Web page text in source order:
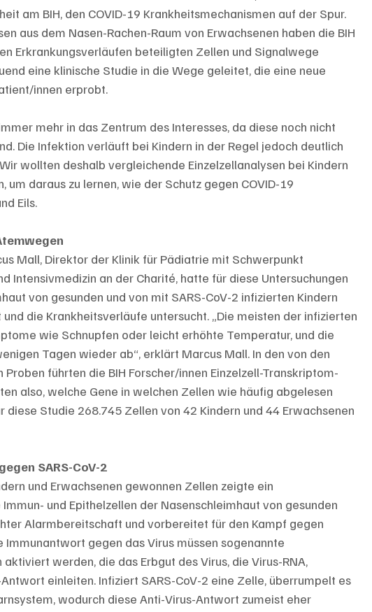
am BIH, den COVID-19 Krankheitsmechanismen auf der Spur.
aus dem Nasen-Rachen-Raum von Erwachsenen haben die BIH
Erkrankungsverläufen beteiligten Zellen und Signalwege
eine klinische Studie in die Wege geleitet, die eine neue
innen erprobt.
mehr in das Zentrum des Interesses, da diese noch nicht
Die Infektion verläuft bei Kindern in der Regel jedoch deutlich
wollten deshalb vergleichende Einzelzellanalysen bei Kindern
um daraus zu lernen, wie der Schutz gegen COVID-19
Eils.
Mall, Direktor der Klinik für Pädiatrie mit Schwerpunkt
Intensivmedizin an der Charité, hatte für diese Untersuchungen
von gesunden und von mit SARS-CoV-2 infizierten Kindern
die Krankheitsverläufe untersucht. „Die meisten der infizierten
wie Schnupfen oder leicht erhöhte Temperatur, und die
Tagen wieder ab“, erklärt Marcus Mall. In den von den
führten die BIH Forscher/innen Einzelzell-Transkriptom-
also, welche Gene in welchen Zellen wie häufig abgelesen
diese Studie 268.745 Zellen von 42 Kindern und 44 Erwachsenen
SARS-CoV-2
und Erwachsenen gewonnen Zellen zeigte ein
und Epithelzellen der Nasenschleimhaut von gesunden
Alarmbereitschaft und vorbereitet für den Kampf gegen
Immunantwort gegen das Virus müssen sogenannte
werden, die das Erbgut des Virus, die Virus-RNA,
einleiten. Infiziert SARS-CoV-2 eine Zelle, überrumpelt es
wodurch diese Anti-Virus-Antwort zumeist eher